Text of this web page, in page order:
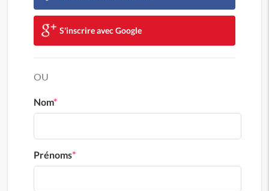
S'inscrire avec Google
OU
Nom*
Prénoms*